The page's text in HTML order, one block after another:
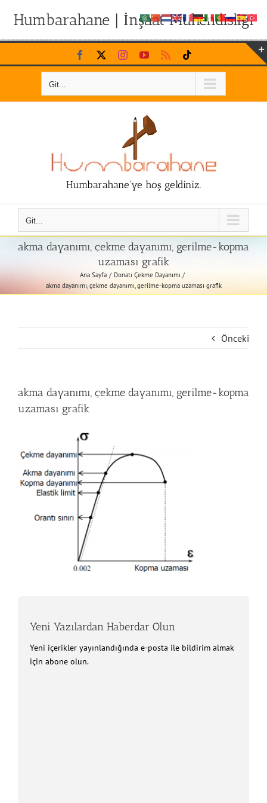
Humbarahane | İnşaat Mühendisliği
Skip
to
Facebook InstagramYouTubeRss
Git...
Humbarahane'ye hoş geldiniz.
Git...
akma dayanımı, çekme dayanımı, gerilme-kopma
uzaması grafik
Ana Sayfa
Donatı Çekme Dayanımı
akma dayanımı, çekme dayanımı, gerilme-kopma uzaması grafik
Önceki
akma dayanımı, çekme dayanımı, gerilme-kopma
uzaması grafik
Yeni Yazılardan Haberdar Olun
Yeni içerikler yayınlandığında e-posta ile bildirim almak
için abone olun.